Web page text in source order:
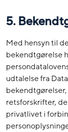
5.
Med hensyn til
bekendtgørelse
udtalelse fra
retsforskrifter,
privatlivet i